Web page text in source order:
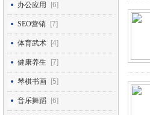
办公应用 [6]
SEO营销 [7]
体育武术 [4]
健康养生 [7]
琴棋书画 [5]
音乐舞蹈 [6]